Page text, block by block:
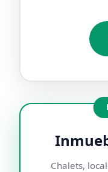
Chalets,